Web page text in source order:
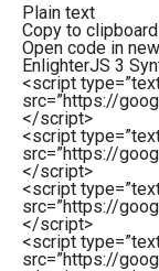
Plain text
Copy to clipboard
Open code in
EnlighterJS 3
<script type=
src=”https://
</script>
<script type=
src=”https://
</script>
<script type=
src=”https://
</script>
<script
src=”https://